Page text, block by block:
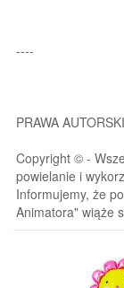
----
PRAWA
Copyright © -
powielanie i
Informujemy, że
Animatora" wiąże